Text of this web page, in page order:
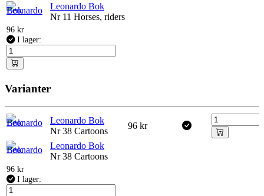
Leonardo Bok
Nr 11 Horses, riders
96 kr
I lager:
Varianter
Leonardo Bok
Nr 38 Cartoons
96 kr
Leonardo Bok
Nr 38 Cartoons
96 kr
I lager: